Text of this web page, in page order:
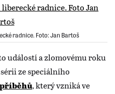
radnice. Foto: Jan Bartoš
událostí a zlomovému roku
ze speciálního
, který vzniká ve